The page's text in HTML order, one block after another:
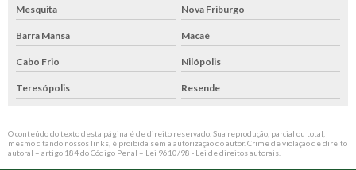
Mesquita Nova Friburgo
Barra Mansa Macaé
Cabo Frio Nilópolis
Teresópolis Resende
O conteúdo do texto desta página é de direito reservado. Sua reprodução, parcial ou total,
mesmo citando nossos links, é proibida sem a autorização do autor. Crime de violação de direito
autoral – artigo 184 do Código Penal – Lei 9610/98 - Lei de direitos autorais